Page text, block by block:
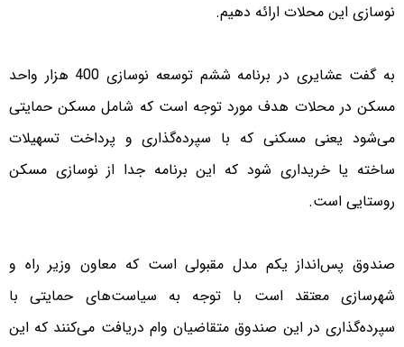
نوسازی این محلات ارائه دهیم.
به گفت عشایری در برنامه ششم توسعه نوسازی 400 هزار واحد
مسکن در محلات هدف مورد توجه است که شامل مسکن حمایتی
می‌شود یعنی مسکنی که با سپرده‌گذاری و پرداخت تسهیلات
ساخته یا خریداری شود که این برنامه جدا از نوسازی مسکن
روستایی است.
صندوق پس‌انداز یکم مدل مقبولی است که معاون وزیر راه و
شهرسازی معتقد است با توجه به سیاست‌های حمایتی با
سپرده‌گذاری در این صندوق متقاضیان وام دریافت می‌کنند که این